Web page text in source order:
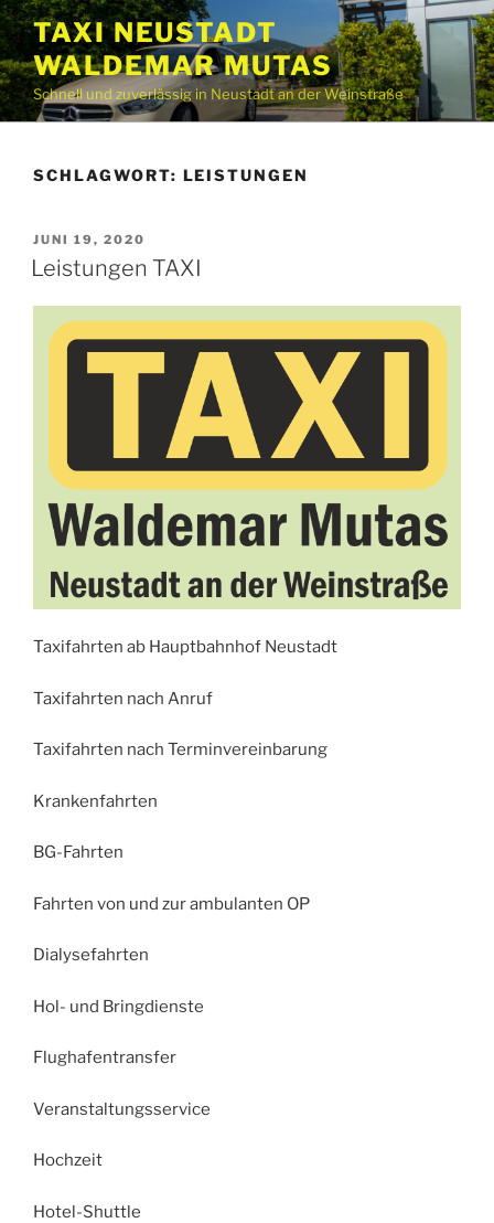
Zum
Inhalt
springen
TAXI NEUSTADT
WALDEMAR MUTAS
Schnell und zuverlässig in Neustadt an der Weinstraße
SCHLAGWORT: LEISTUNGEN
VERÖFFENTLICHT
AM
JUNI 19, 2020
Leistungen TAXI
Taxifahrten ab Hauptbahnhof Neustadt
Taxifahrten nach Anruf
Taxifahrten nach Terminvereinbarung
Krankenfahrten
BG-Fahrten
Fahrten von und zur ambulanten OP
Dialysefahrten
Hol- und Bringdienste
Flughafentransfer
Veranstaltungsservice
Hochzeit
Hotel-Shuttle